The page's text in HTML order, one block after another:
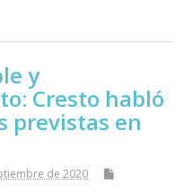
y
Cresto habló
previstas en
de 2020